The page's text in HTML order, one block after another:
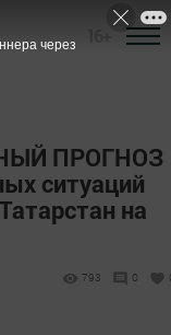
ПРОГНОЗ
ситуаций
на
793 0
через